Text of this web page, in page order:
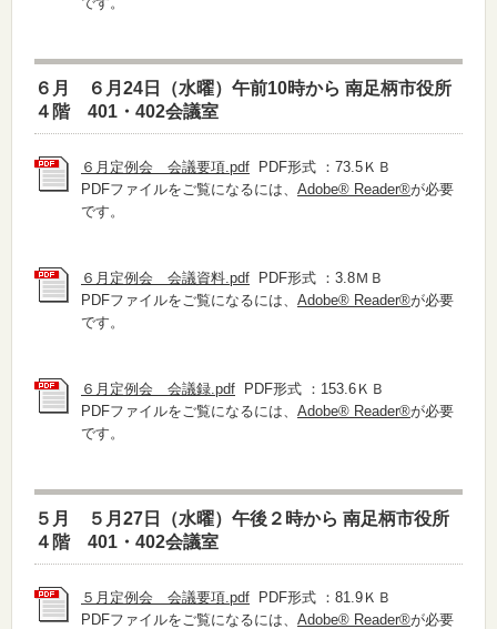
６月 ６月24日（水曜）午前10時から 南足柄市役所
４階 401・402会議室
６月定例会 会議要項.pdf PDF形式 ：73.5ＫＢ
PDFファイルをご覧になるには、 Adobe® Reader®が必要
です。
６月定例会 会議資料.pdf PDF形式 ：3.8ＭＢ
PDFファイルをご覧になるには、 Adobe® Reader®が必要
です。
６月定例会 会議録.pdf PDF形式 ：153.6ＫＢ
PDFファイルをご覧になるには、 Adobe® Reader®が必要
です。
５月 ５月27日（水曜）午後２時から 南足柄市役所
４階 401・402会議室
５月定例会 会議要項.pdf PDF形式 ：81.9ＫＢ
PDFファイルをご覧になるには、 Adobe® Reader®が必要